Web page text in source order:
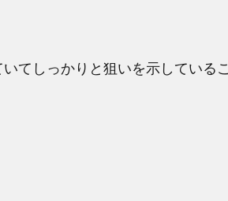
てしっかりと狙いを示しているこ